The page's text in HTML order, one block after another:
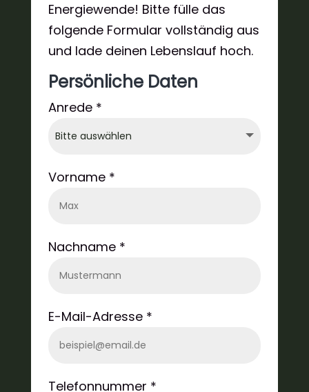
Energiewende! Bitte fülle das
folgende Formular vollständig aus
und lade deinen Lebenslauf hoch.
Persönliche Daten
Anrede *
Vorname *
Nachname *
E-Mail-Adresse *
Telefonnummer *